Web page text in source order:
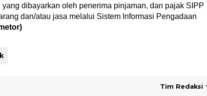
dibayarkan oleh penerima pinjaman, dan pajak SIPP
dan/atau jasa melalui Sistem Informasi Pengadaan
Tim Redaksi